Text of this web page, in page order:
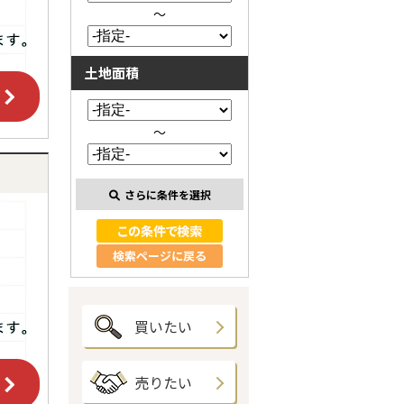
～
土地面積
～
さらに条件を選択
検索ページに戻る
買いたい
売りたい